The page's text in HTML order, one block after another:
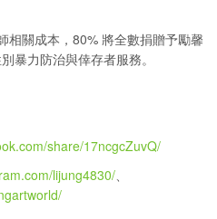
相關成本，80% 將全數捐贈予勵馨
暴力防治與倖存者服務。
share/17ncgcZuvQ/
lijung4830/、